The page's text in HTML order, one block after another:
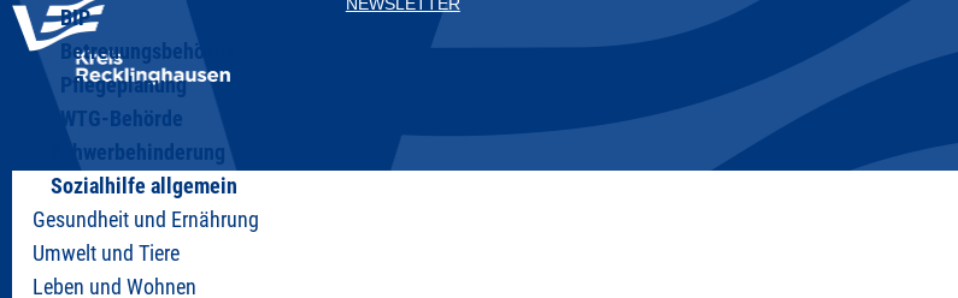
BIP
Betreuungsbehörde
Pflegeplanung
WTG-Behörde
Schwerbehinderung
Sozialhilfe allgemein
Gesundheit und Ernährung
Umwelt und Tiere
Leben und Wohnen